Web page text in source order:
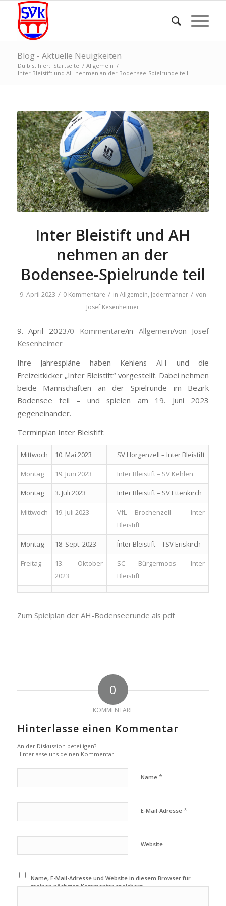
Blog - Aktuelle Neuigkeiten
Du bist hier: Startseite / Allgemein /
Inter Bleistift und AH nehmen an der Bodensee-Spielrunde teil
Inter Bleistift und AH
nehmen an der
Bodensee-Spielrunde teil
9. April 2023 / 0 Kommentare / in Allgemein, Jedermänner / von
Josef Kesenheimer
9. April 2023/0 Kommentare/in Allgemein/von Josef
Kesenheimer
Ihre Jahrespläne haben Kehlens AH und die
Freizeitkicker „Inter Bleistift“ vorgestellt. Dabei nehmen
beide Mannschaften an der Spielrunde im Bezirk
Bodensee teil – und spielen am 19. Juni 2023
gegeneinander.
Terminplan Inter Bleistift:
Mittwoch 10. Mai 2023 SV Horgenzell – Inter Bleistift
Montag 19. Juni 2023 Inter Bleistift – SV Kehlen
Montag 3. Juli 2023 Inter Bleistift – SV Ettenkirch
Mittwoch 19. Juli 2023
VfL Brochenzell – Inter
Bleistift
Montag 18. Sept. 2023 Ínter Bleistift – TSV Eriskirch
Freitag
13. Oktober
2023
SC Bürgermoos- Inter
Bleistift
Zum Spielplan der AH-Bodenseerunde als pdf
0
KOMMENTARE
Hinterlasse einen Kommentar
An der Diskussion beteiligen?
Hinterlasse uns deinen Kommentar!
Name *
E-Mail-Adresse *
Website
Name, E-Mail-Adresse und Website in diesem Browser für
meinen nächsten Kommentar speichern.